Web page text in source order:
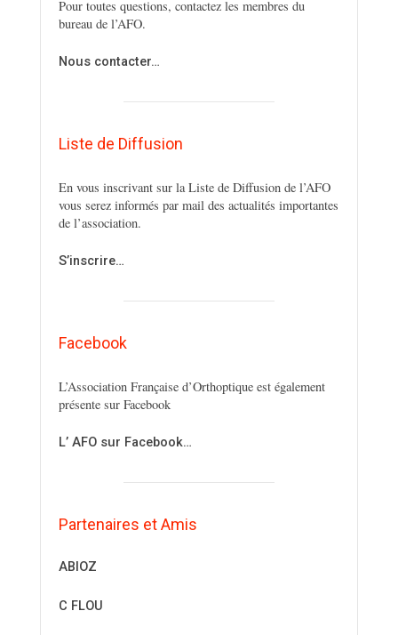
Pour toutes questions, contactez les membres du
bureau de l’AFO.
Nous contacter…
Liste de Diffusion
En vous inscrivant sur la Liste de Diffusion de l’AFO
vous serez informés par mail des actualités importantes
de l’association.
S’inscrire…
Facebook
L’Association Française d’Orthoptique est également
présente sur Facebook
L’ AFO sur Facebook…
Partenaires et Amis
ABIOZ
C FLOU